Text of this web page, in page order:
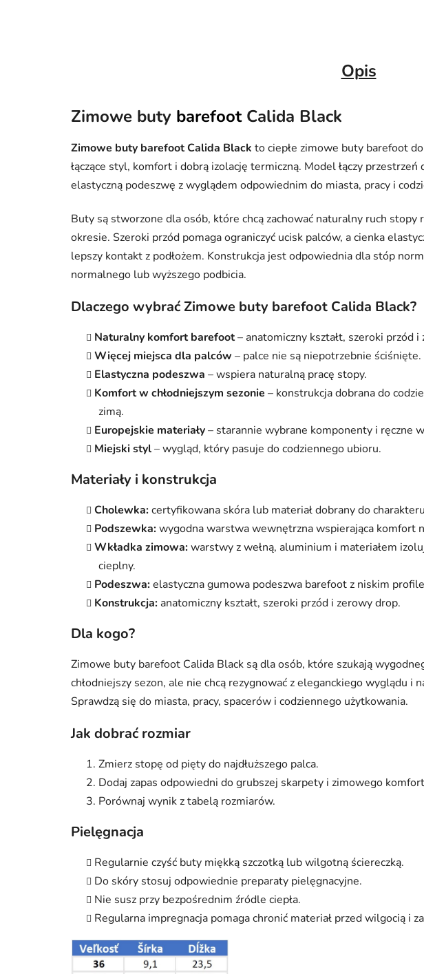
Opis
Zimowe buty barefootCalida Black
Zimowe buty barefoot Calida Black to ciepłe zimowe buty barefoot
łączące styl, komfort i dobrą izolację termiczną. Model łączy
elastyczną podeszwę z wyglądem odpowiednim do miasta, pracy i
Buty są stworzone dla osób, które chcą zachować naturalny ruch stopy
okresie. Szeroki przód pomaga ograniczyć ucisk palców, a cienka
lepszy kontakt z podłożem. Konstrukcja jest odpowiednia dla stóp
normalnego lub wyższego podbicia.
Dlaczego wybrać Zimowe buty barefoot Calida Black?
Naturalny komfort barefoot– anatomiczny kształt, szeroki przód i
Więcej miejsca dla palców – palce nie są niepotrzebnie ściśnięte.
Elastyczna podeszwa – wspiera naturalną pracę stopy.
Komfort w chłodniejszym sezonie – konstrukcja dobrana do
zimą.
Europejskie materiały– starannie wybrane komponenty i ręczne
Miejski styl– wygląd, który pasuje do codziennego ubioru.
Materiały i konstrukcja
Cholewka:certyfikowana skóra lub materiał dobrany do
Podszewka:wygodna warstwa wewnętrzna wspierająca komfort
Wkładka zimowa:warstwy z wełną, aluminium i materiałem
cieplny.
Podeszwa:elastyczna gumowa podeszwa barefoot z niskim
Konstrukcja: anatomiczny kształt, szeroki przód i zerowy drop.
Dla kogo?
Zimowe buty barefoot Calida Black są dla osób, które szukają
chłodniejszy sezon, ale nie chcą rezygnować z eleganckiego wyglądu i
Sprawdzą się do miasta, pracy, spacerów i codziennego użytkowania.
Jak dobrać rozmiar
Zmierz stopę od pięty do najdłuższego palca.
Dodaj zapas odpowiedni do grubszej skarpety i zimowego
Porównaj wynik z tabelą rozmiarów.
Pielęgnacja
Regularnie czyść buty miękką szczotką lub wilgotną ściereczką.
Do skóry stosuj odpowiednie preparaty pielęgnacyjne.
Nie susz przy bezpośrednim źródle ciepła.
Regularna impregnacja pomaga chronić materiał przed wilgocią i